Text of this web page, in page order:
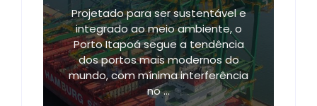
Projetado para ser sustentável e
integrado ao meio ambiente, o
Porto Itapoá segue a tendência
dos portos mais modernos do
mundo, com mínima interferência
no ...